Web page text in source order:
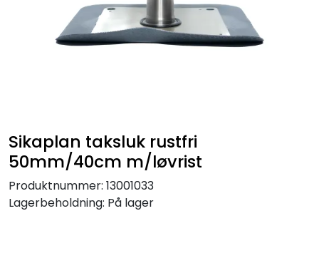
Sikaplan taksluk rustfri
50mm/40cm m/løvrist
Produktnummer: 13001033
Lagerbeholdning: På lager